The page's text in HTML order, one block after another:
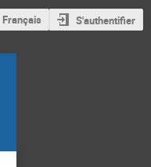
Français S'authentifier